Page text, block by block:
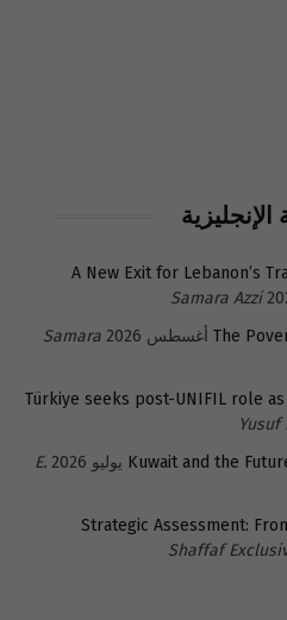
A New Exit for Lebanon’s
Samara Azzi
The
Samara
Türkiye seeks post-UNIFIL role
Yusuf
Kuwait and the
E.
Strategic Assessment:
Shaffaf